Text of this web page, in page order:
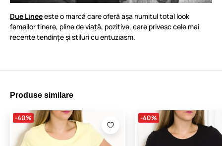
Due Lineeeste o marcă care oferă așa numitul total look
femeilor tinere, pline de viață, pozitive, care privesc cele mai
recente tendințe și stiluri cu entuziasm.
Produse similare
-40% -40%